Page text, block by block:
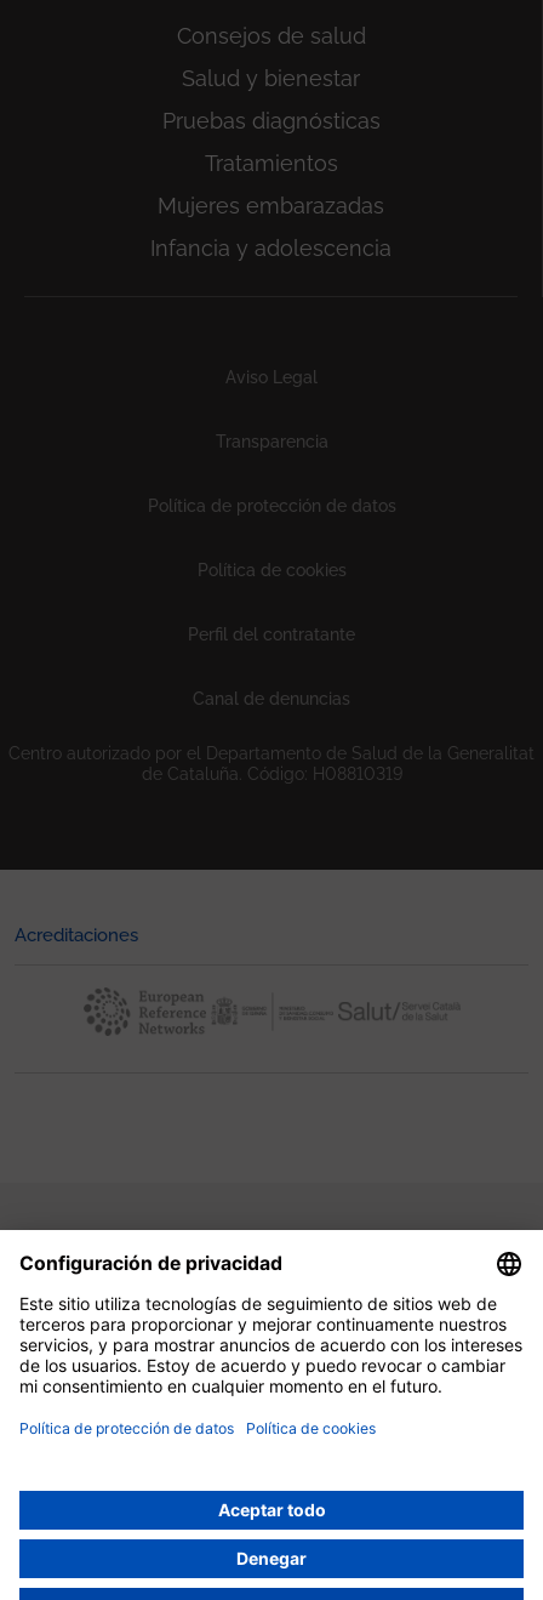
Consejos de salud
Salud y bienestar
Pruebas diagnósticas
Tratamientos
Mujeres embarazadas
Infancia y adolescencia
Aviso Legal
Transparencia
Política de protección de datos
Política de cookies
Perfil del contratante
Canal de denuncias
Centro autorizado por el Departamento de Salud de la Generalitat
de Cataluña. Código: H08810319
Acreditaciones